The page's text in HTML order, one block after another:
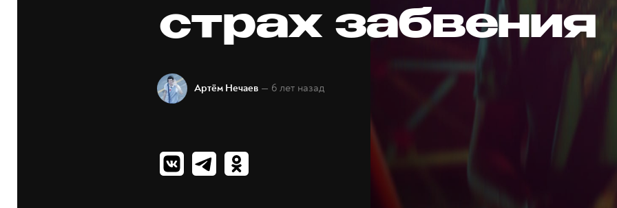
страх забвения
Артём Нечаев — 6 лет назад